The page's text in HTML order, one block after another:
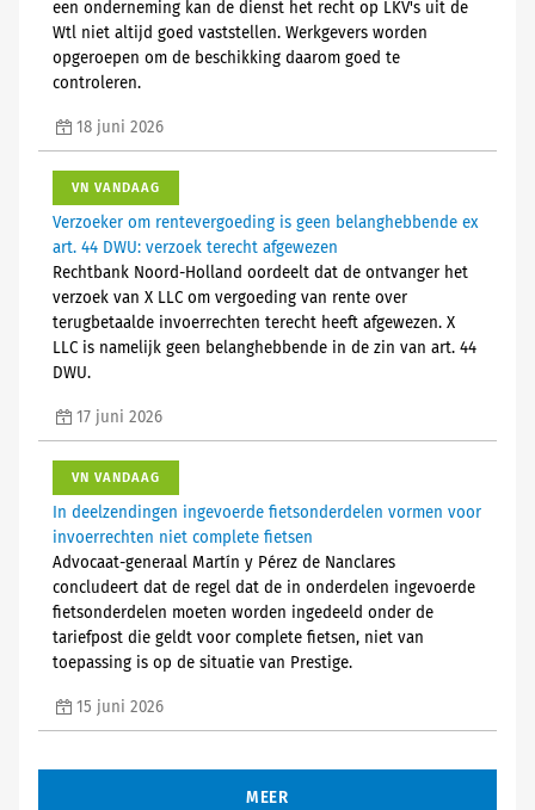
een onderneming kan de dienst het recht op LKV's uit de
Wtl niet altijd goed vaststellen. Werkgevers worden
opgeroepen om de beschikking daarom goed te
controleren.
18 juni 2026
VN VANDAAG
Verzoeker om rentevergoeding is geen belanghebbende ex
art. 44 DWU: verzoek terecht afgewezen
Rechtbank Noord-Holland oordeelt dat de ontvanger het
verzoek van X LLC om vergoeding van rente over
terugbetaalde invoerrechten terecht heeft afgewezen. X
LLC is namelijk geen belanghebbende in de zin van art. 44
DWU.
17 juni 2026
VN VANDAAG
In deelzendingen ingevoerde fietsonderdelen vormen voor
invoerrechten niet complete fietsen
Advocaat-generaal Martín y Pérez de Nanclares
concludeert dat de regel dat de in onderdelen ingevoerde
fietsonderdelen moeten worden ingedeeld onder de
tariefpost die geldt voor complete fietsen, niet van
toepassing is op de situatie van Prestige.
15 juni 2026
MEER